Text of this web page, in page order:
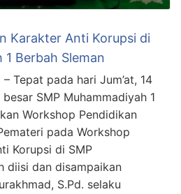
Karakter Anti Korupsi di
1 Berbah Sleman
– Tepat pada hari Jum’at, 14
SMP Muhammadiyah 1
Workshop Pendidikan
pada Workshop
Korupsi di SMP
diisi dan disampaikan
S.Pd. selaku